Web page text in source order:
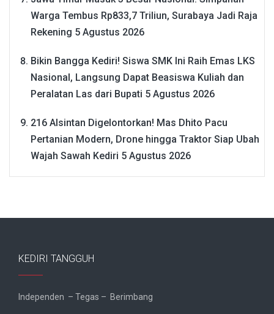
Warga Tembus Rp833,7 Triliun, Surabaya Jadi Raja
Rekening 5 Agustus 2026
Bikin Bangga Kediri! Siswa SMK Ini Raih Emas LKS
Nasional, Langsung Dapat Beasiswa Kuliah dan
Peralatan Las dari Bupati 5 Agustus 2026
216 Alsintan Digelontorkan! Mas Dhito Pacu
Pertanian Modern, Drone hingga Traktor Siap Ubah
Wajah Sawah Kediri 5 Agustus 2026
KEDIRI TANGGUH
Independen – Tegas – Berimbang